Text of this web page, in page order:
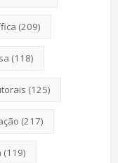
(209)
(118)
(125)
(217)
(119)